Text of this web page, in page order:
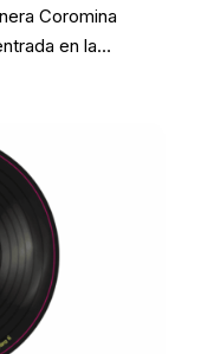
Coromina
en la
hidratación e
masa madre
estos
actual, […]